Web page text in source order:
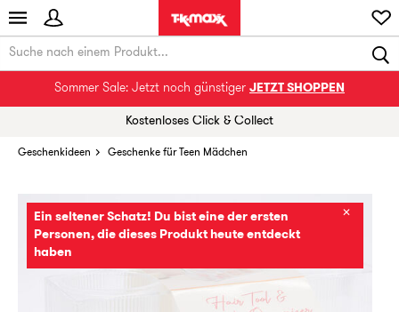
Sommer Sale: Jetzt noch günstiger JETZT SHOPPEN
Kostenloses Click & Collect
Geschenkideen Geschenke für Teen Mädchen
Ein seltener Schatz! Du bist eine der ersten
Personen, die dieses Produkt heute entdeckt
haben
✕